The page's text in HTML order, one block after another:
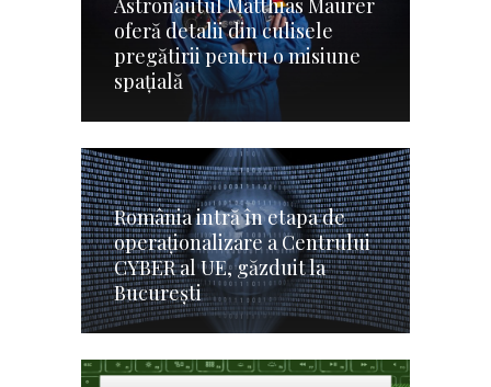
Astronautul Matthias Maurer
oferă detalii din culisele
pregătirii pentru o misiune
spaţială
România intră în etapa de
operaţionalizare a Centrului
CYBER al UE, găzduit la
Bucureşti